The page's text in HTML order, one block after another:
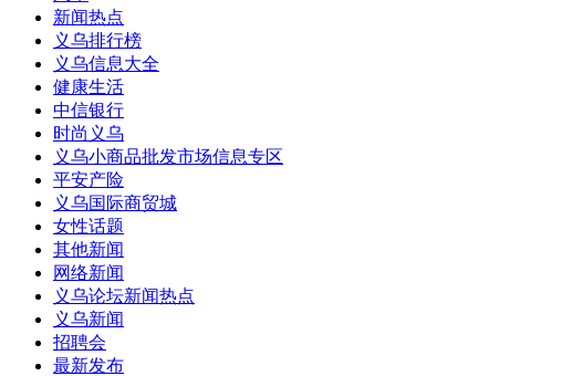
新闻热点
义乌排行榜
义乌信息大全
健康生活
中信银行
时尚义乌
义乌小商品批发市场信息专区
平安产险
义乌国际商贸城
女性话题
其他新闻
网络新闻
义乌论坛新闻热点
义乌新闻
招聘会
最新发布